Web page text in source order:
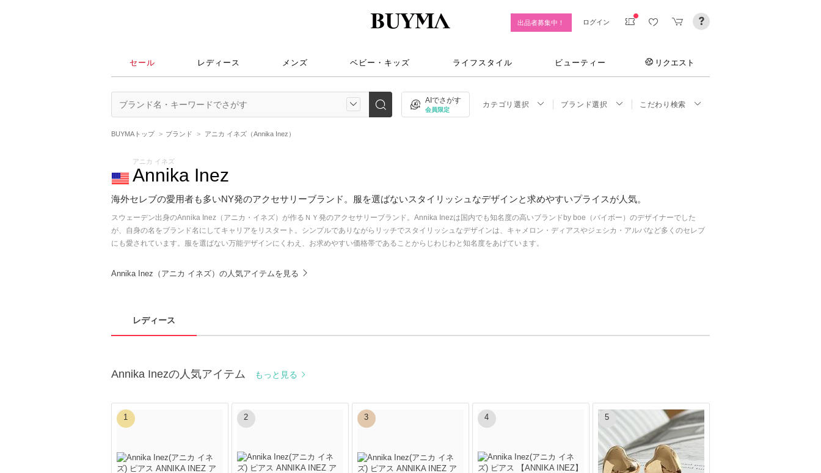
出品者募集中！ ログイン
セール レディース メンズ ベビー・キッズ ライフスタイル ビューティー リクエスト
AIでさがす
会員限定
カテゴリ選択 ブランド選択 こだわり検索
BUYMAトップ ブランド アニカ イネズ（Annika Inez）
アニカ イネズ
Annika Inez
海外セレブの愛用者も多いNY発のアクセサリーブランド。服を選ばないスタイリッシュなデザインと求めやすいプライスが人気。
スウェーデン出身のAnnika Inez（アニカ・イネズ）が作るＮＹ発のアクセサリーブランド。Annika Inezは国内でも知名度の高いブランドby boe（バイボー）のデザイナーでした
が、自身の名をブランド名にしてキャリアをリスタート。シンプルでありながらリッチでスタイリッシュなデザインは、キャメロン・ディアスやジェシカ・アルバなど多くのセレブ
にも愛されています。服を選ばない万能デザインにくわえ、お求めやすい価格帯であることからじわじわと知名度をあげています。
Annika Inez（アニカ イネズ）の人気アイテムを見る
レディース
Annika Inezの人気アイテム もっと見る
1 2 3 4 5